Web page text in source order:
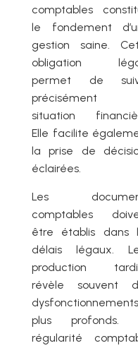
comptables
le fondement
gestion saine.
obligation
permet de
précisément
situation
Elle facilite
la prise de
éclairées.
Les
comptables
être établis dans
délais légaux.
production
révèle souvent
dysfonctionnements
plus profonds.
régularité